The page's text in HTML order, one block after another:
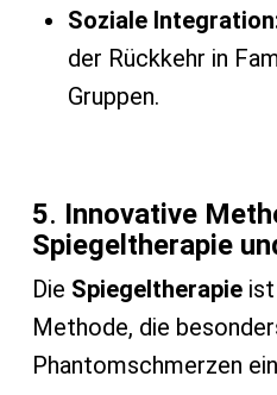
Soziale
der Rückkehr in
Gruppen.
5. Innovative
Spiegeltherapie
Die Spiegeltherapie
Methode, die
Phantomschmerzen